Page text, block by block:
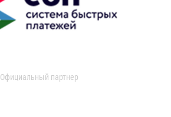
Официальный партнер